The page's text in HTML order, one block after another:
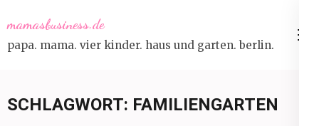
to
content
mamasbusiness.de
papa. mama. vier kinder. haus und garten. berlin.
SCHLAGWORT: FAMILIENGARTEN